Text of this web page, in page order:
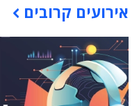
אירועים קרובים